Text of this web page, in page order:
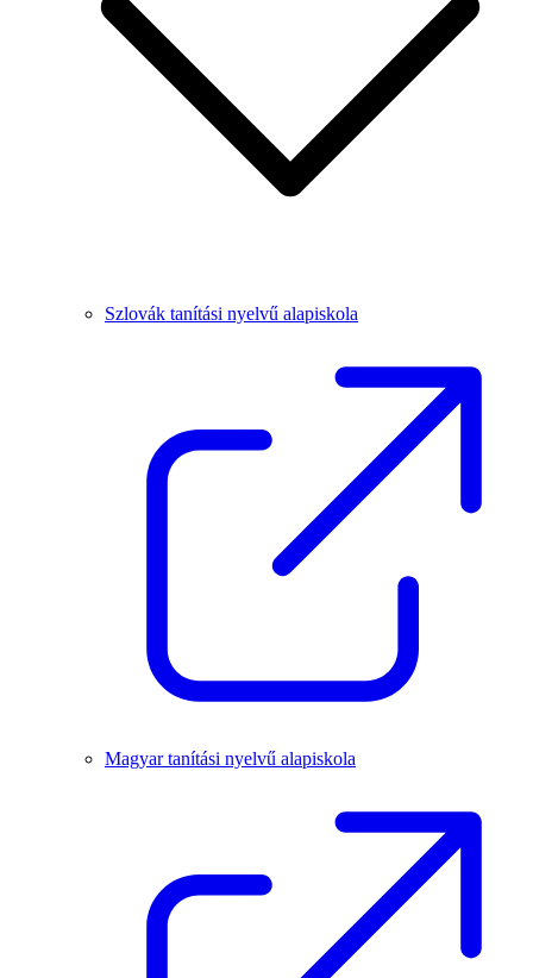
Szlovák tanítási nyelvű alapiskola
Magyar tanítási nyelvű alapiskola